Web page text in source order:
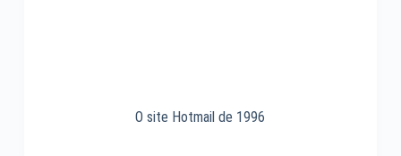
O site Hotmail de 1996